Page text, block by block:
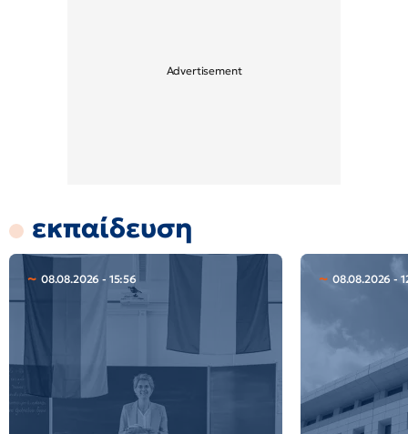
εκπαίδευση
08.08.2026 - 15:56 08.08.2026 -